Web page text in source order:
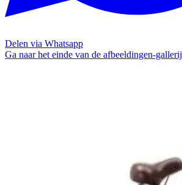
Delen via Whatsapp
Ga naar het einde van de afbeeldingen-gallerij